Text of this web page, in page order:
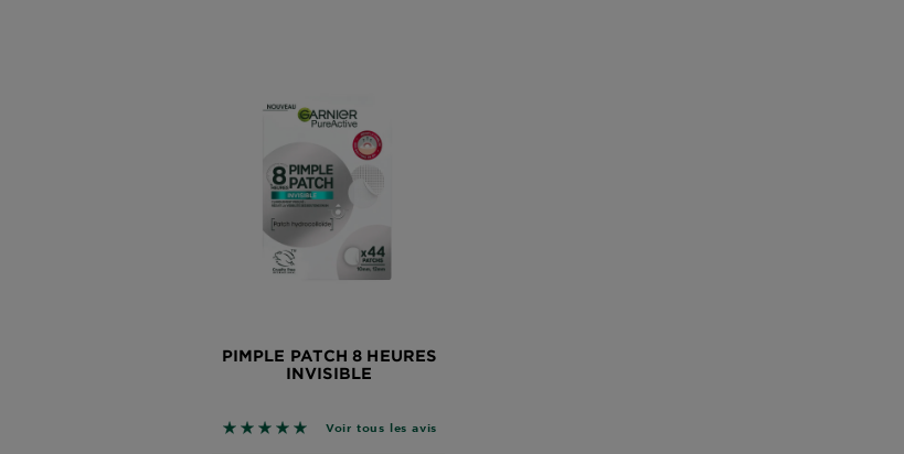
PIMPLE PATCH 8 HEURES
INVISIBLE
5 sur 5 étoiles basé sur les avis
Voir tous les avis